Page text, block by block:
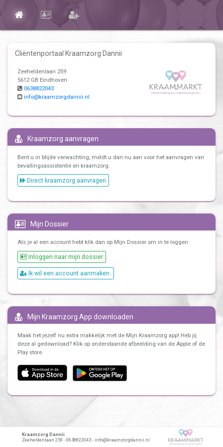
Cliëntenportaal Kraamzorg Dannii
Zeeheldenlaan 259
5612 GB Eindhoven
0638822043
info@kraamzorgdannii.nl
Kraamzorg aanvragen
Bent u in blijde verwachting, meldt u dan nu aan voor het aanvragen van
bevallingsassistentie en kraamzorg.
Direct kraamzorg aanvragen
Mijn Dossier
Als je al een account hebt klik dan op Mijn Dossier om in te loggen
Inloggen naar mijn dossier
Ik wil een account aanmaken.
Mijn Kraamzorg App downloaden
Maak het jezelf nu extra makkelijk met de Mijn Kraamzorg app! Heb jij
deze al gedownload? Klik op onderstaande afbeelding van de Apple of de
Play store.
Kraamzorg Dannii
Zeeheldenlaan 259 - 0638822043 - info@kraamzorgdannii.nl